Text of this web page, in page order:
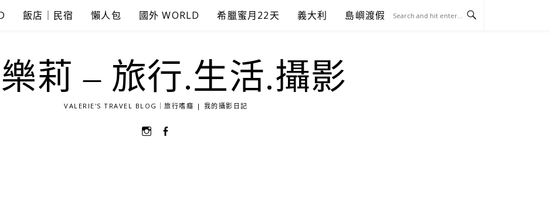
飯店｜民宿 懶人包 國外 WORLD 希臘蜜月22天 義大利 島嶼渡假
莉 – 旅行.生活.攝影
VALERIE'S TRAVEL BLOG｜旅行嗜癮 | 我的攝影日記
選